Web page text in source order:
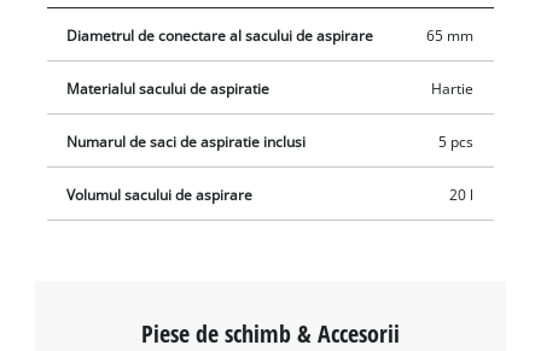
in recipientul de colectare, iar duza de aspirare este conectata
la orificiul sacului (Ø 65 mm).
Diametrul de conectare al sacului de aspirare 65 mm
Materialul sacului de aspiratie Hartie
Numarul de saci de aspiratie inclusi 5 pcs
Volumul sacului de aspirare 20 l
Piese de schimb & Accesorii